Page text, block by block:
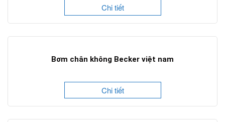
Chi tiết
Bơm chân không Becker việt nam
Chi tiết